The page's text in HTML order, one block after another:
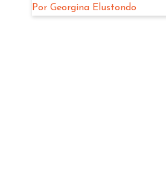
Por Georgina Elustondo